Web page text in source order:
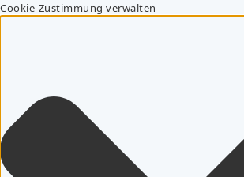
Cookie-Zustimmung verwalten